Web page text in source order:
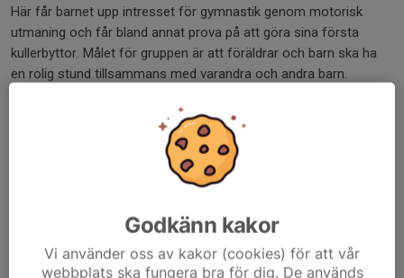
Här får barnet upp intresset för gymnastik genom motorisk
utmaning och får bland annat prova på att göra sina första
kullerbyttor. Målet för gruppen är att föräldrar och barn ska ha
en rolig stund tillsammans med varandra och andra barn.
Barnet ska kunna gå. Anhörig tränar tillsammans med barnet.
Föräldrar & anhöriga
En medföljande förälder eller anhörig deltar alltid tillsammans
Godkänn kakor
Vi använder oss av kakor (cookies) för att vår
webbplats ska fungera bra för dig. De används